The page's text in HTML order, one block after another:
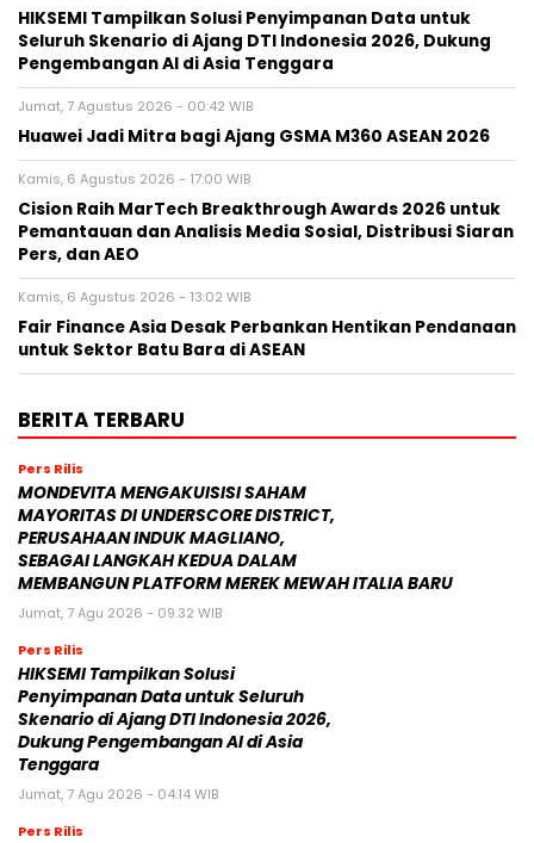
HIKSEMI Tampilkan Solusi Penyimpanan Data untuk
Seluruh Skenario di Ajang DTI Indonesia 2026, Dukung
Pengembangan AI di Asia Tenggara
Jumat, 7 Agustus 2026 - 00:42 WIB
Huawei Jadi Mitra bagi Ajang GSMA M360 ASEAN 2026
Kamis, 6 Agustus 2026 - 17:00 WIB
Cision Raih MarTech Breakthrough Awards 2026 untuk
Pemantauan dan Analisis Media Sosial, Distribusi Siaran
Pers, dan AEO
Kamis, 6 Agustus 2026 - 13:02 WIB
Fair Finance Asia Desak Perbankan Hentikan Pendanaan
untuk Sektor Batu Bara di ASEAN
BERITA TERBARU
Pers Rilis
MONDEVITA MENGAKUISISI SAHAM
MAYORITAS DI UNDERSCORE DISTRICT,
PERUSAHAAN INDUK MAGLIANO,
SEBAGAI LANGKAH KEDUA DALAM
MEMBANGUN PLATFORM MEREK MEWAH ITALIA BARU
Jumat, 7 Agu 2026 - 09:32 WIB
Pers Rilis
HIKSEMI Tampilkan Solusi
Penyimpanan Data untuk Seluruh
Skenario di Ajang DTI Indonesia 2026,
Dukung Pengembangan AI di Asia
Tenggara
Jumat, 7 Agu 2026 - 04:14 WIB
Pers Rilis